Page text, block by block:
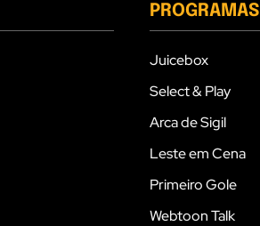
PROGRAMAS
Juicebox
Select & Play
Arca de Sigil
Leste em Cena
Primeiro Gole
Webtoon Talk